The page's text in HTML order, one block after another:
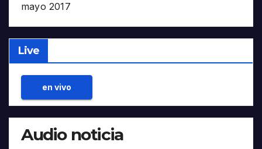
mayo 2017
Live
en vivo
Audio noticia